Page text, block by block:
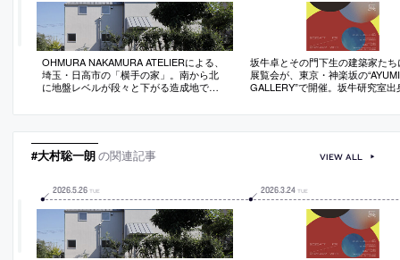
OHMURA NAKAMURA ATELIERによる、
埼玉・日高市の「横手の家」。南から北
に地盤レベルが段々と下がる造成地での
し、片寄棟屋根の2つの量塊をずらして重
る“スリット窓”から光を導くと共に眺望も
確保
坂牛卓とその門下生の建築家たち
展覧会が、東京・神楽坂の“AYUMI
GALLERY”で開催。坂牛研究室出
示。入場は無料
#大村聡一朗の関連記事
2026.5.26 TUE 2026.3.24 TUE
VIEW ALL